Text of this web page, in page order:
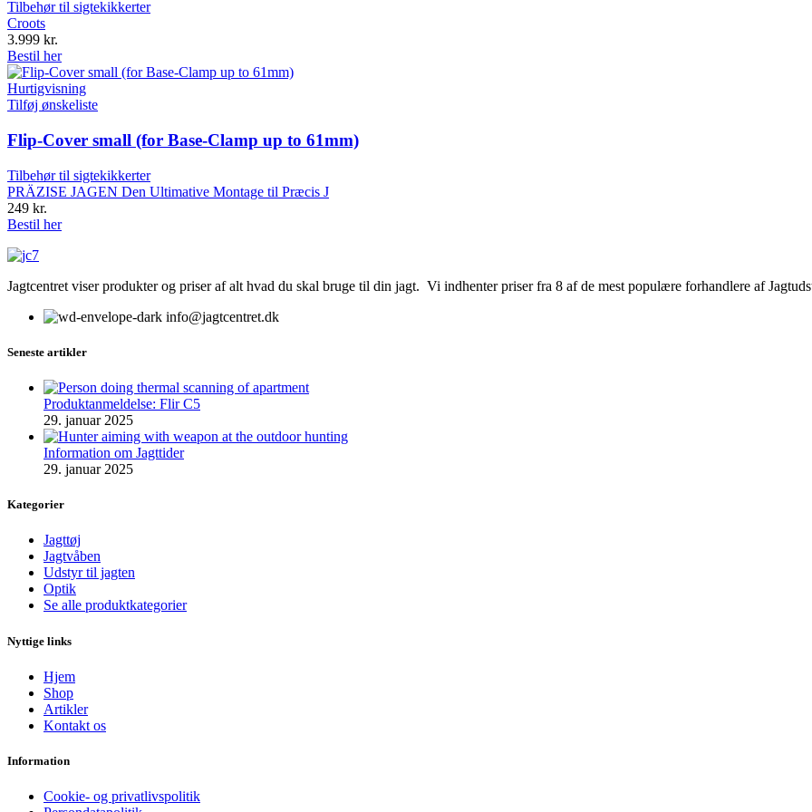
Tilbehør til sigtekikkerter
Croots
3.999 kr.
Bestil her
Hurtigvisning
Tilføj ønskeliste
Flip-Cover small (for Base-Clamp up to 61mm)
Tilbehør til sigtekikkerter
PRÄZISE JAGEN Den Ultimative Montage til Præcis J
249 kr.
Bestil her
Jagtcentret viser produkter og priser af alt hvad du skal bruge til din jagt. Vi indhenter priser fra 8 af de mest populære forhandlere af
info@jagtcentret.dk
Seneste artikler
Produktanmeldelse: Flir C5
29. januar 2025
Information om Jagttider
29. januar 2025
Kategorier
Jagttøj
Jagtvåben
Udstyr til jagten
Optik
Se alle produktkategorier
Nyttige links
Hjem
Shop
Artikler
Kontakt os
Information
Cookie- og privatlivspolitik